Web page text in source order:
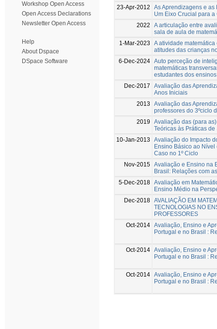
Workshop Open Access
Open Access Declarations
Newsletter Open Access
Help
About Dspace
DSpace Software
23-Apr-2012
As Aprendizagens e as
Um Eixo Crucial para
2022
A articulação entre
sala de aula de
1-Mar-2023
A atividade
atitudes das crianças
6-Dec-2024 Auto perceção de
matemáticas
estudantes dos
Dec-2017
Avaliação das
Anos Iniciais
2013
Avaliação das
professores do 3ºciclo
2019
Avaliação das (para
Teóricas às Práticas de
10-Jan-2013
Avaliação do Impacto
Ensino Básico ao
Caso no 1º Ciclo
Nov-2015 Avaliação e Ensino na
Brasil: Relações com
5-Dec-2018 Avaliação em
Ensino Médio na
Dec-2018 AVALIAÇÃO EM
TECNOLOGIAS NO
PROFESSORES
Oct-2014 Avaliação, Ensino e
Portugal e no Brasil :
Oct-2014 Avaliação, Ensino e
Portugal e no Brasil :
Oct-2014 Avaliação, Ensino e
Portugal e no Brasil :